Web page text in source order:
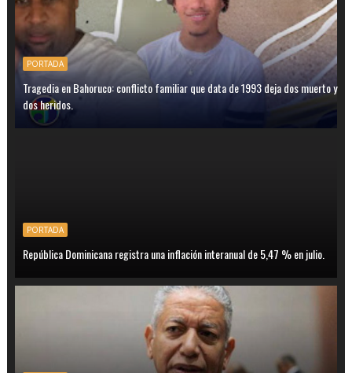
PORTADA
Tragedia en Bahoruco: conflicto familiar que data de 1993 deja dos muerto y
dos heridos.
PORTADA
República Dominicana registra una inflación interanual de 5,47 % en julio.